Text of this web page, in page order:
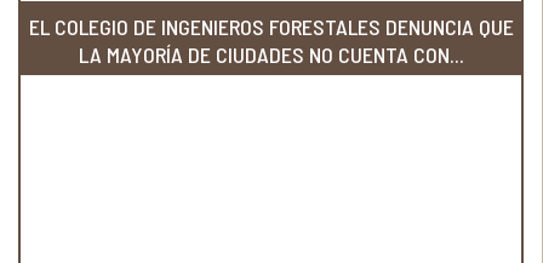
EL COLEGIO DE INGENIEROS FORESTALES DENUNCIA QUE
LA MAYORÍA DE CIUDADES NO CUENTA CON...